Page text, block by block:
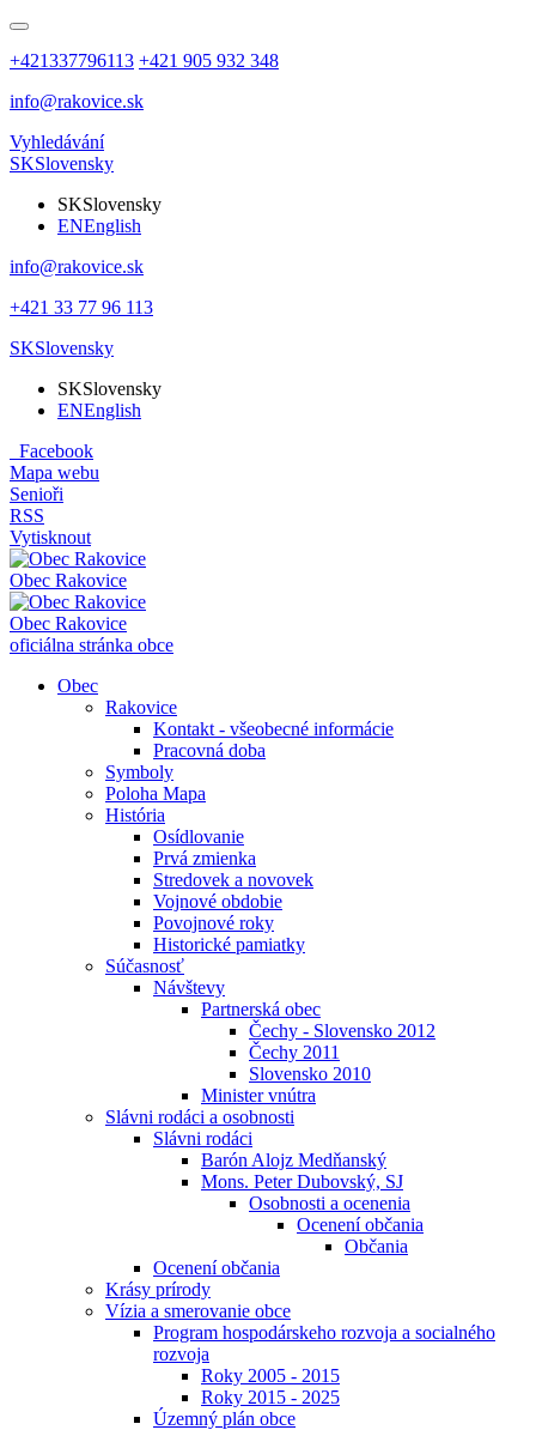
+421337796113 +421 905 932 348
info@rakovice.sk
Vyhledávání
SKSlovensky
SKSlovensky
ENEnglish
info@rakovice.sk
+421 33 77 96 113
SKSlovensky
SKSlovensky
ENEnglish
Facebook
Mapa webu
Senioři
RSS
Vytisknout
Obec Rakovice
Obec Rakovice
oficiálna stránka obce
Obec
Rakovice
Kontakt - všeobecné informácie
Pracovná doba
Symboly
Poloha Mapa
História
Osídlovanie
Prvá zmienka
Stredovek a novovek
Vojnové obdobie
Povojnové roky
Historické pamiatky
Súčasnosť
Návštevy
Partnerská obec
Čechy - Slovensko 2012
Čechy 2011
Slovensko 2010
Minister vnútra
Slávni rodáci a osobnosti
Slávni rodáci
Barón Alojz Medňanský
Mons. Peter Dubovský, SJ
Osobnosti a ocenenia
Ocenení občania
Občania
Ocenení občania
Krásy prírody
Vízia a smerovanie obce
Program hospodárskeho rozvoja a socialného
rozvoja
Roky 2005 - 2015
Roky 2015 - 2025
Územný plán obce